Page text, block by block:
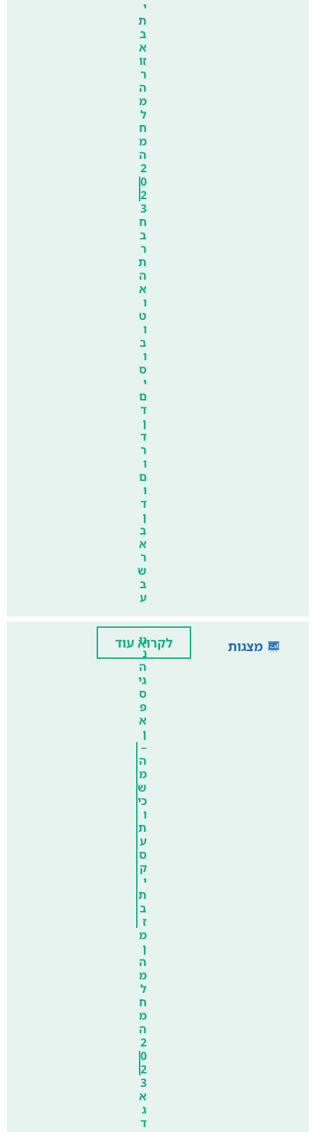
י
ת
ב
א
זו
ר
ה
מ
ל
ח
מ
ה
2
0
2
3
ח
ב
ר
ת
ה
א
ו
ט
ו
ב
ו
ס
י
ם
ד
ן
ד
ר
ו
ם
ו
ד
ן
ב
א
ר
ש
ב
ע
מצגות
ני
נ
ה
גי
ס
פ
א
ן
–
ה
מ
ש
כי
ו
ת
ע
ס
ק
י
ת
ב
ז
מ
ן
ה
מ
ל
ח
מ
ה
2
0
2
3
א
ג
ד
לקרוא עוד